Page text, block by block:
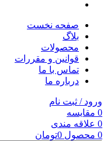
صفحه نخست
بلاگ
محصولات
قوانین و مقررات
تماس با ما
درباره ما
ورود / ثبت نام
0 مقایسه
0 علاقه مندی
0 محصول 0تومان